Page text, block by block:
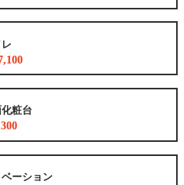
レ
粧台
ベーション